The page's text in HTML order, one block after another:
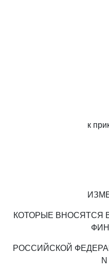
к
КОТОРЫЕ ВНОСЯТСЯ
РОССИЙСКОЙ